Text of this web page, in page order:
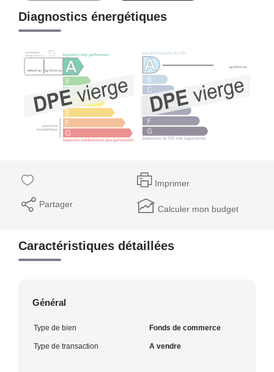
Diagnostics énergétiques
Imprimer
Partager Calculer mon budget
Caractéristiques détaillées
Général
Type de bien Fonds de commerce
Type de transaction A vendre